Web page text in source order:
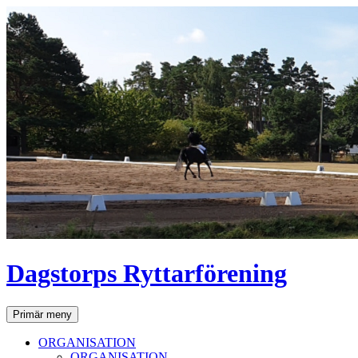
Dagstorps Ryttarförening
SökPrimär meny Hoppa
till
innehåll
ORGANISATION